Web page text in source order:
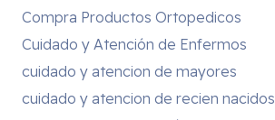
Compra Productos Ortopedicos
Cuidado y Atención de Enfermos
cuidado y atencion de mayores
cuidado y atencion de recien nacidos